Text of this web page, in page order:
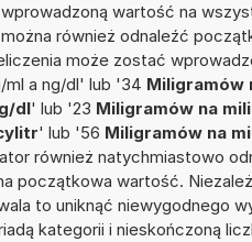
wartość na
również odnaleźć
może zostać
ml a ng/dl' lub '34 Miligramów
dl' lub '23 Miligramów na
' lub '56 Miligramów na
również natychmiastowo
początkowa wartość.
to uniknąć niewygodnego
kategorii i nieskończoną